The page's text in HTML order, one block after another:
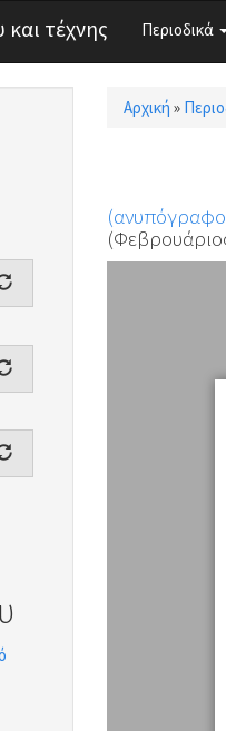
και τέχνης Περιοδικά
Είστε εδώ
Αρχική »